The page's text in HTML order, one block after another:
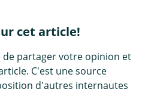
cet article!
de partager votre opinion et
C'est une source
d'autres internautes